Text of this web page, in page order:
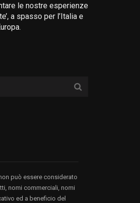
le nostre esperienze
a spasso per l’Italia e
può essere considerato
nomi commerciali, nomi
ed a beneficio del